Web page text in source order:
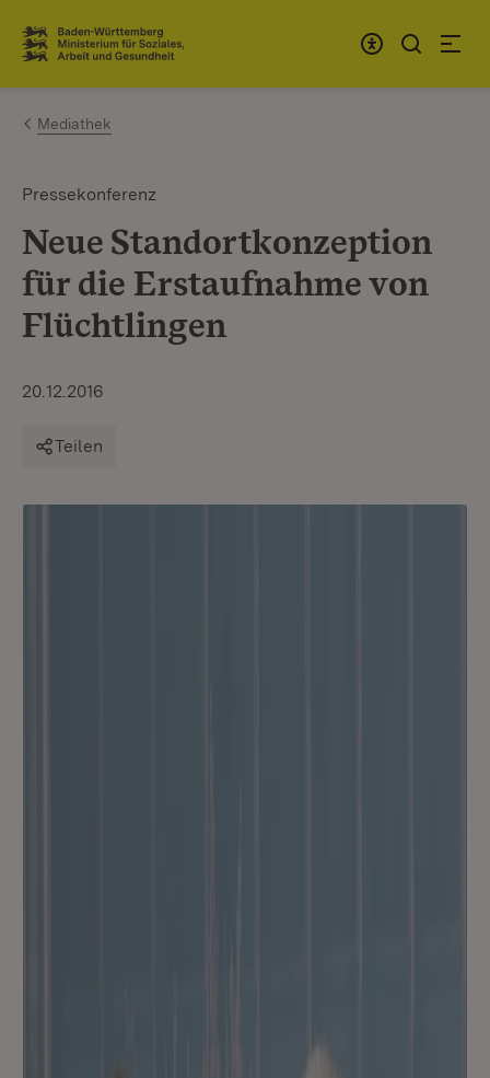
Zum Inhalt springen
Link zur Startseite
Mediathek
Pressekonferenz
Neue Standortkonzeption
für die Erstaufnahme von
Flüchtlingen
20.12.2016
Teilen